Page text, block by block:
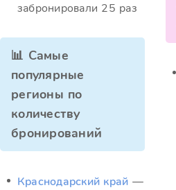
забронировали 25 раз
📊 Самые
популярные
регионы по
количеству
бронирований
Краснодарский край —